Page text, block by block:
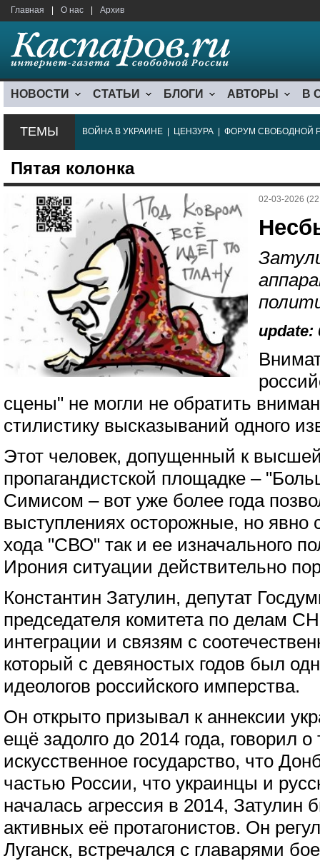
Главная О нас Архив
НОВОСТИ СТАТЬИ БЛОГИ АВТОРЫ В
ТЕМЫ ВОЙНА В УКРАИНЕ ЦЕНЗУРА ФОРУМ СВОБОДНОЙ
Пятая колонка
02-03-2026
update:
сцены" не могли не обратить
стилистику высказываний одного
Этот человек, допущенный к
пропагандистской площадке –
Симисом – вот уже более года
выступлениях осторожные, но явно
хода "СВО" так и ее изначального
Ирония ситуации действительно
Константин Затулин, депутат
председателя комитета по делам
интеграции и связям с
который с девяностых годов был
идеологов российского имперства.
Он открыто призывал к аннексии
ещё задолго до 2014 года, говорил
искусственное государство, что
частью России, что украинцы и
началась агрессия в 2014, Затулин
активных её протагонистов. Он
Луганск, встречался с главарями